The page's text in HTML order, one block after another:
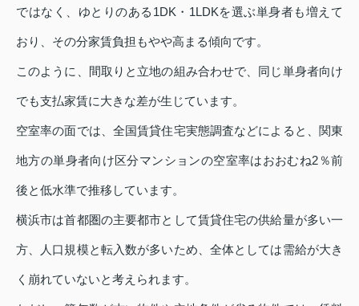
ではなく、ゆとりのある1DK・1LDKを選ぶ単身者も増えて
おり、その分家賃負担もやや高まる傾向です。
このように、間取りと立地の組み合わせで、同じ単身者向け
でも支払家賃に大きな差が生じています。
空室率の面では、全国賃貸住宅実態調査などによると、関東
地方の単身者向け区分マンションの空室率はおおむね2％前
後と低水準で推移しています。
横浜市は首都圏の主要都市として賃貸住宅の供給量が多い一
方、人口規模と転入数が多いため、全体としては需給が大き
く崩れていないと考えられます。